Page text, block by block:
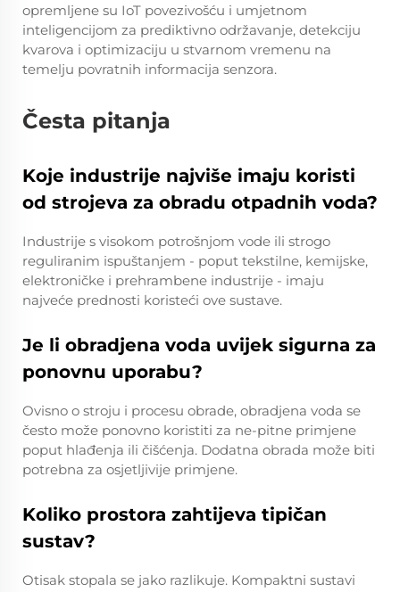
opremljene su IoT povezivošću i umjetnom
inteligencijom za prediktivno održavanje, detekciju
kvarova i optimizaciju u stvarnom vremenu na
temelju povratnih informacija senzora.
Česta pitanja
Koje industrije najviše imaju koristi
od strojeva za obradu otpadnih voda?
Industrije s visokom potrošnjom vode ili strogo
reguliranim ispuštanjem - poput tekstilne, kemijske,
elektroničke i prehrambene industrije - imaju
najveće prednosti koristeći ove sustave.
Je li obradjena voda uvijek sigurna za
ponovnu uporabu?
Ovisno o stroju i procesu obrade, obradjena voda se
često može ponovno koristiti za ne-pitne primjene
poput hlađenja ili čišćenja. Dodatna obrada može biti
potrebna za osjetljivije primjene.
Koliko prostora zahtijeva tipičan
sustav?
Otisak stopala se jako razlikuje. Kompaktni sustavi